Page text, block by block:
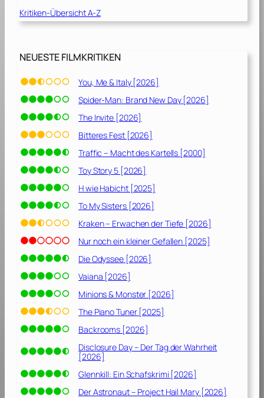
Kritiken-Übersicht A-Z
NEUESTE FILMKRITIKEN
You, Me & Italy [2026]
Spider-Man: Brand New Day [2026]
The Invite [2026]
Bitteres Fest [2026]
Traffic – Macht des Kartells [2000]
Toy Story 5 [2026]
H wie Habicht [2025]
To My Sisters [2026]
Kraken – Erwachen der Tiefe [2026]
Nur noch ein kleiner Gefallen [2025]
Die Odyssee [2026]
Vaiana [2026]
Minions & Monster [2026]
The Piano Tuner [2025]
Backrooms [2026]
Disclosure Day – Der Tag der Wahrheit
[2026]
Glennkill: Ein Schafskrimi [2026]
Der Astronaut – Project Hail Mary [2026]